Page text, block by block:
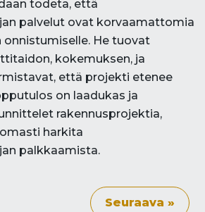
todeta, että
palvelut ovat korvaamattomia
onnistumiselle. He tuovat
kokemuksen, ja
että projekti etenee
on laadukas ja
rakennusprojektia,
harkita
palkkaamista.
Seuraava »